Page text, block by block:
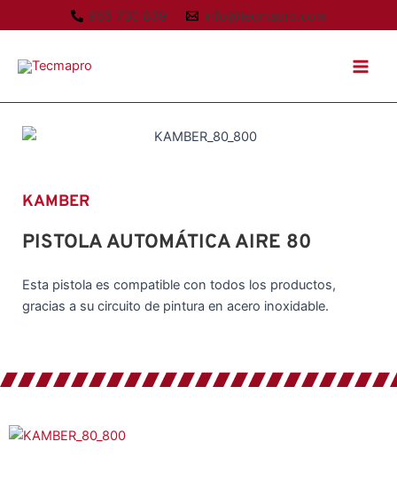
al
955 730 839 info@tecmapro.com
KAMBER
PISTOLA AUTOMÁTICA AIRE 80
Esta pistola es compatible con todos los productos,
gracias a su circuito de pintura en acero inoxidable.